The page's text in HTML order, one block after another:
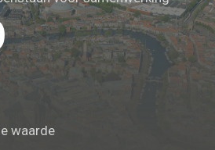
waarde